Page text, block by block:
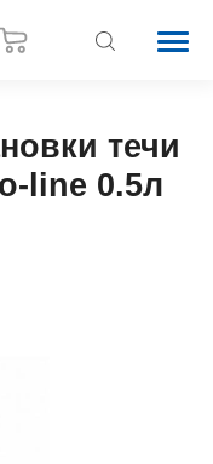
течи
line 0.5л